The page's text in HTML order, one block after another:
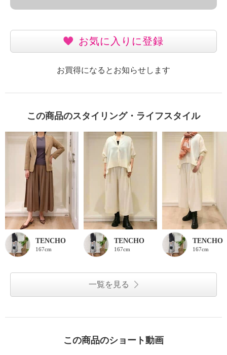
お気に入りに登録
お買得になるとお知らせします
この商品のスタイリング・ライフスタイル
TENCHO
167cm
TENCHO
167cm
TENCHO
167cm
一覧を見る
この商品のショート動画